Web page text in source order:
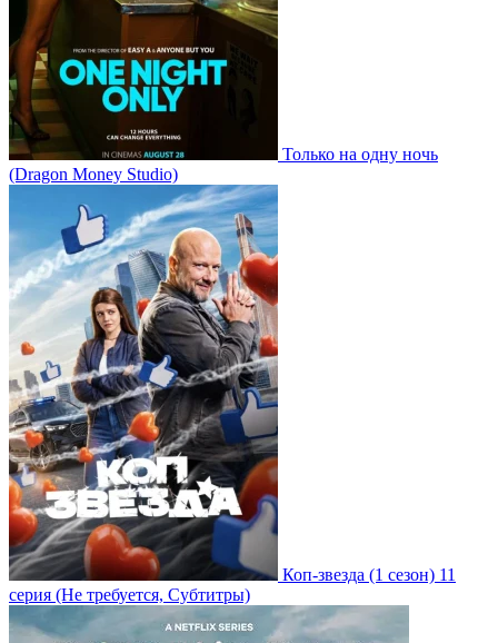
Только на одну ночь
(Dragon Money Studio)
Коп-звезда (1 сезон) 11
серия (Не требуется, Субтитры)